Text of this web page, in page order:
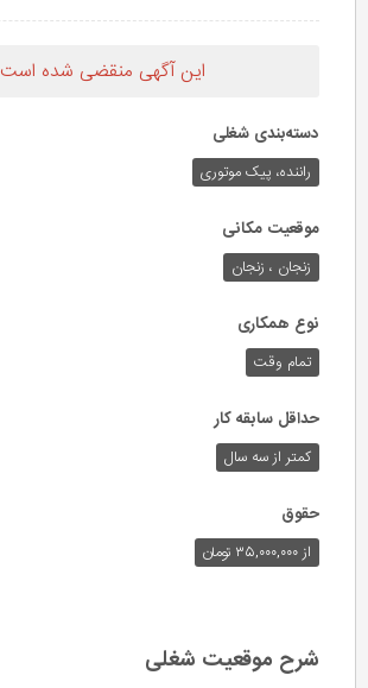
این آگهی منقضی شده است
دسته‌بندی شغلی
راننده، پیک موتوری
موقعیت مکانی
زنجان ، زنجان
نوع همکاری
تمام وقت
حداقل سابقه کار
کمتر از سه سال
حقوق
از ۳۵,۰۰۰,۰۰۰ تومان
شرح موقعیت شغلی